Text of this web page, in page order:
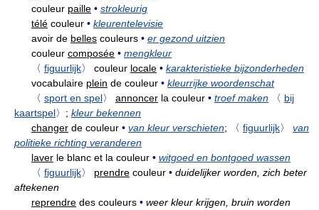
couleur paille • strokleurig
télé couleur • kleurentelevisie
avoir de belles couleurs • er gezond uitzien
couleur composée • mengkleur
〈 figuurlijk〉 couleur locale • karakteristieke bijzonderheden
vocabulaire plein de couleur • kleurrijke woordenschat
〈 sport en spel〉 annoncer la couleur • troef maken 〈 bij
kaartspel〉 ; kleur bekennen
changer de couleur • van kleur verschieten; 〈 figuurlijk〉
van
politieke richting veranderen
laver le blanc et la couleur • witgoed en bontgoed wassen
〈 figuurlijk〉 prendre couleur • duidelijker worden, zich beter
aftekenen
reprendre des couleurs • weer kleur krijgen, bruin worden